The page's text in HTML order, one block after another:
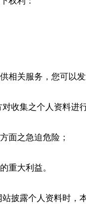
相关服务，您可以
收集之个人资料进
面之急迫危险；
重大利益。
披露个人资料时